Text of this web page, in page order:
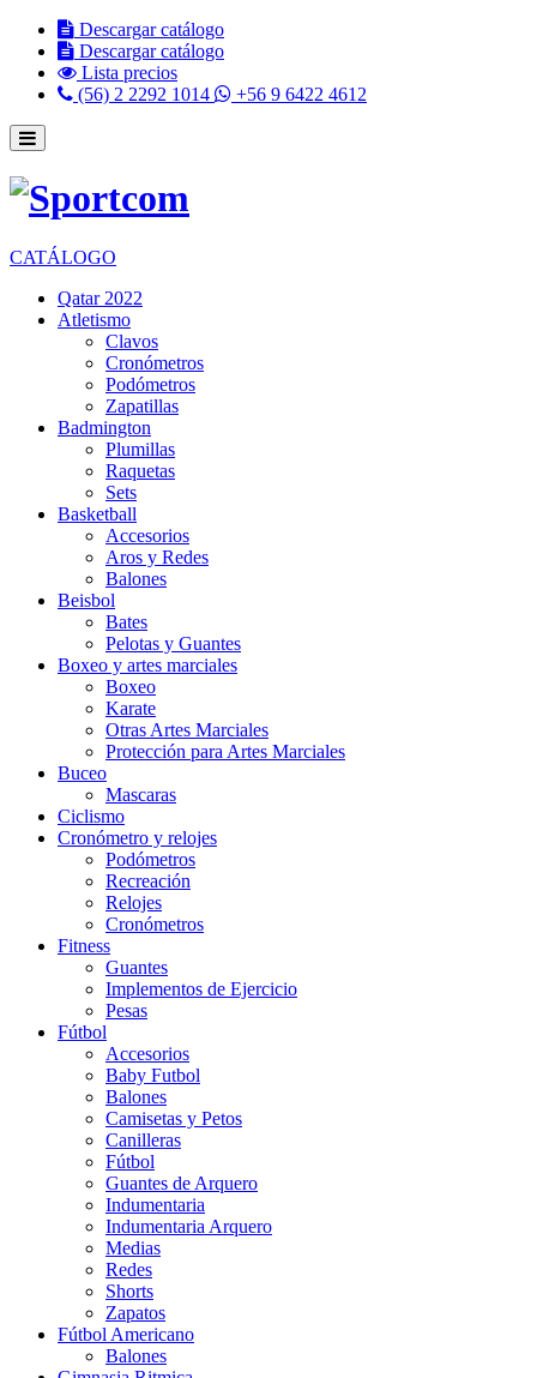
Descargar catálogo
Descargar catálogo
Lista precios
(56) 2 2292 1014
+56 9 6422 4612
CATÁLOGO
Qatar 2022
Atletismo
Clavos
Cronómetros
Podómetros
Zapatillas
Badmington
Plumillas
Raquetas
Sets
Basketball
Accesorios
Aros y Redes
Balones
Beisbol
Bates
Pelotas y Guantes
Boxeo y artes marciales
Boxeo
Karate
Otras Artes Marciales
Protección para Artes Marciales
Buceo
Mascaras
Ciclismo
Cronómetro y relojes
Podómetros
Recreación
Relojes
Cronómetros
Fitness
Guantes
Implementos de Ejercicio
Pesas
Fútbol
Accesorios
Baby Futbol
Balones
Camisetas y Petos
Canilleras
Fútbol
Guantes de Arquero
Indumentaria
Indumentaria Arquero
Medias
Redes
Shorts
Zapatos
Fútbol Americano
Balones